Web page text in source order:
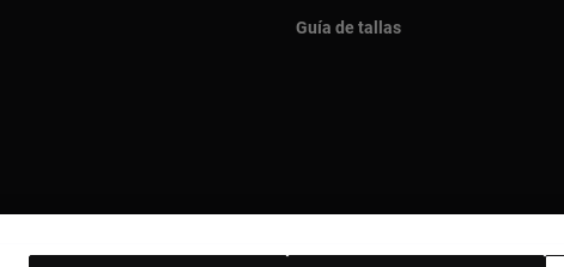
Guía de tallas